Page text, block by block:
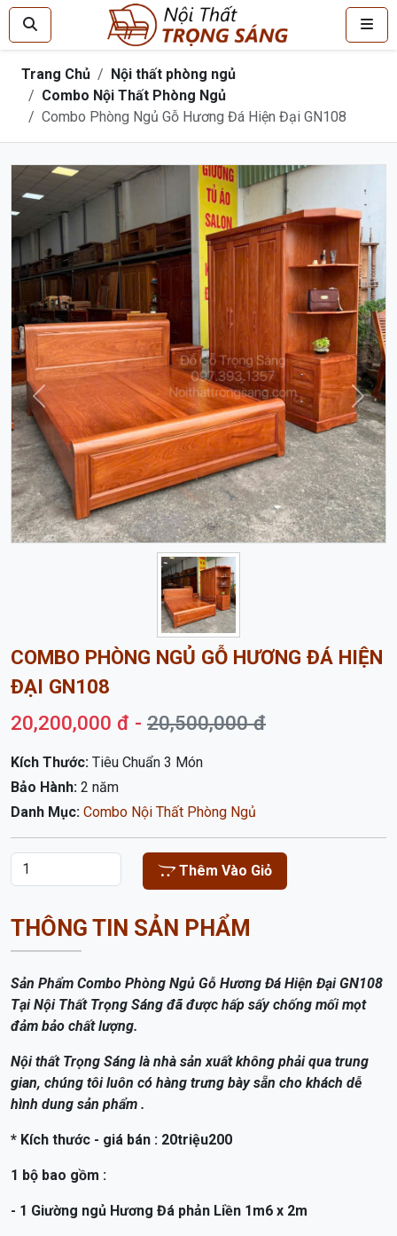
Trang Chủ
Nội thất phòng ngủ
Combo Nội Thất Phòng Ngủ
Combo Phòng Ngủ Gỗ Hương Đá Hiện Đại GN108
Trước Sau
COMBO PHÒNG NGỦ GỖ HƯƠNG ĐÁ HIỆN
ĐẠI GN108
20,200,000 đ - 20,500,000 đ
Kích Thước: Tiêu Chuẩn 3 Món
Bảo Hành: 2 năm
Danh Mục: Combo Nội Thất Phòng Ngủ
Thêm Vào Giỏ
THÔNG TIN SẢN PHẨM
Sản Phẩm Combo Phòng Ngủ Gỗ Hương Đá Hiện Đại GN108
Tại Nội Thất Trọng Sáng đã được hấp sấy chống mối mọt
đảm bảo chất lượng.
Nội thất Trọng Sáng là nhà sản xuất không phải qua trung
gian, chúng tôi luôn có hàng trưng bày sẵn cho khách dễ
hình dung sản phẩm .
* Kích thước - giá bán : 20triệu200
1 bộ bao gồm :
- 1 Giường ngủ Hương Đá phản Liền 1m6 x 2m